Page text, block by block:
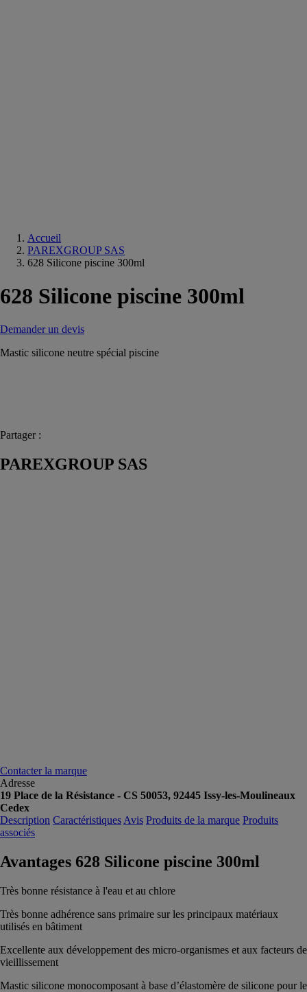
Accueil
PAREXGROUP SAS
628 Silicone piscine 300ml
628 Silicone piscine 300ml
Demander un devis
Mastic silicone neutre spécial piscine
Partager :
PAREXGROUP SAS
Contacter la marque
Adresse
19 Place de la Résistance - CS 50053, 92445 Issy-les-Moulineaux
Cedex
Description Caractéristiques Avis Produits de la marque Produits
associés
Avantages 628 Silicone piscine 300ml
Très bonne résistance à l'eau et au chlore
Très bonne adhérence sans primaire sur les principaux matériaux
utilisés en bâtiment
Excellente aux développement des micro-organismes et aux facteurs de
vieillissement
Mastic silicone monocomposant à base d’élastomère de silicone pour le